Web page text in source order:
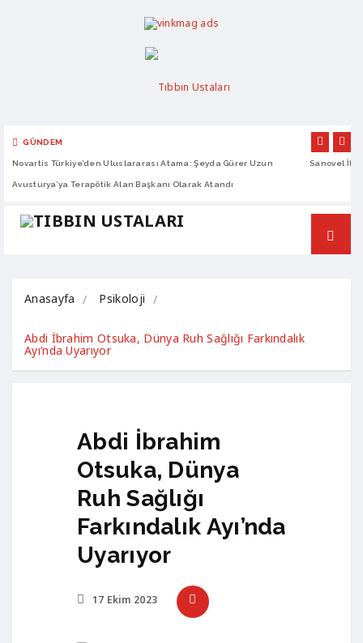
GÜNDEM
Novartis Türkiye’den Uluslararası Atama: Şeyda Gürer Uzun
Avusturya’ya Terapötik Alan Başkanı Olarak Atandı
Sanovel
Anasayfa Psikoloji
Abdi İbrahim Otsuka, Dünya Ruh Sağlığı Farkındalık
Ayı’nda Uyarıyor
Abdi İbrahim
Otsuka, Dünya
Ruh Sağlığı
Farkındalık Ayı’nda
Uyarıyor
17 Ekim 2023